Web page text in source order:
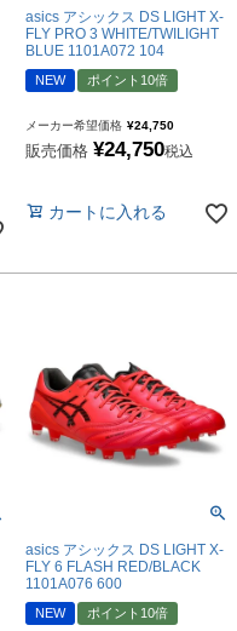
asics アシックス DS LIGHT X-
FLY PRO 3 WHITE/TWILIGHT
BLUE 1101A072 104
NEW ポイント10倍
メーカー希望価格 ¥24,750
販売価格 ¥24,750税込
カートに入れる
asics アシックス DS LIGHT X-
FLY 6 FLASH RED/BLACK
1101A076 600
NEW ポイント10倍